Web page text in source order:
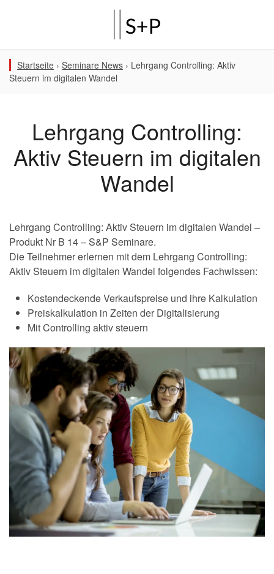
Startseite › Seminare News › Lehrgang Controlling: Aktiv
Steuern im digitalen Wandel
Lehrgang Controlling:
Aktiv Steuern im digitalen
Wandel
Lehrgang Controlling: Aktiv Steuern im digitalen Wandel –
Produkt Nr B 14 – S&P Seminare.
Die Teilnehmer erlernen mit dem Lehrgang Controlling:
Aktiv Steuern im digitalen Wandel folgendes Fachwissen:
Kostendeckende Verkaufspreise und ihre Kalkulation
Preiskalkulation in Zeiten der Digitalisierung
Mit Controlling aktiv steuern